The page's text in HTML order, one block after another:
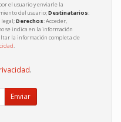
el usuario y enviarle la
del usuario;Destinatarios:
legal;Derechos: Acceder,
se indica en la información
la información completa de
.
.
Enviar